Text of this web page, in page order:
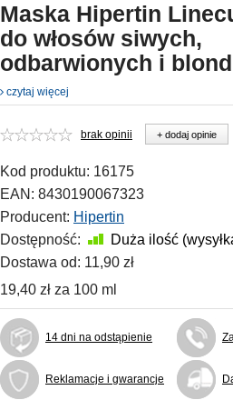
Maska Hipertin
do włosów siwych,
odbarwionych i
czytaj więcej
brak opinii + dodaj opinie
Kod produktu: 16175
EAN: 8430190067323
Producent: Hipertin
Dostępność:
Duża ilość
Dostawa od: 11,90 zł
19,40 zł za 100 ml
14 dni na odstąpienie
Reklamacje i gwarancje